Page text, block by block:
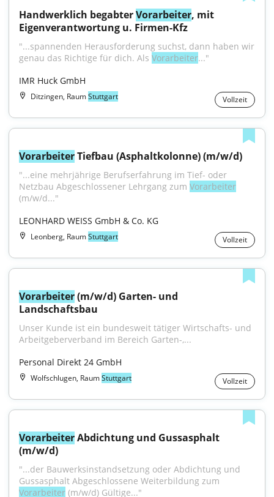
Handwerklich begabter Vorarbeiter, mit
Eigenverantwortung u. Firmen-Kfz
"...spannenden Herausforderung suchst, dann haben wir
genau das Richtige für dich. Als Vorarbeiter..."
IMR Huck GmbH
Ditzingen, RaumStuttgart Vollzeit
Vorarbeiter Tiefbau (Asphaltkolonne) (m/w/d)
"...eine mehrjährige Berufserfahrung im Tief- oder
Netzbau Abgeschlossener Lehrgang zum Vorarbeiter
(m/w/d..."
LEONHARD WEISS GmbH & Co. KG
Leonberg, RaumStuttgart Vollzeit
Vorarbeiter (m/w/d) Garten- und
Landschaftsbau
Unser Kunde ist ein bundesweit tätiger Wirtschafts- und
Arbeitgeberverband im Bereich Garten-,...
Personal Direkt 24 GmbH
Wolfschlugen, RaumStuttgart Vollzeit
Vorarbeiter Abdichtung und Gussasphalt
(m/w/d)
"...der Bauwerksinstandsetzung oder Abdichtung und
Vorarbeiter (m/w/d) Gültige..."